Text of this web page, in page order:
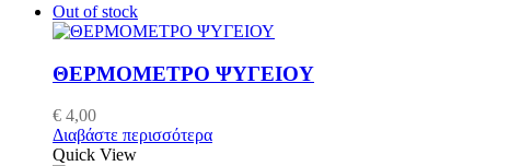
Out of stock
ΘΕΡΜΟΜΕΤΡΟ ΨΥΓΕΙΟΥ
€ 4,00
Διαβάστε περισσότερα
Quick View